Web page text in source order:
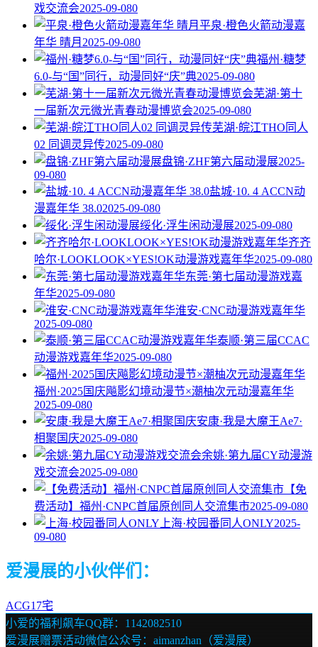
戏交流会2025-09-080
平泉·橙色火箭动漫嘉
年华 晴月 2025-09-080
福州·糖梦
6.0-与“国”同行，动漫同好“庆”典2025-09-080
芜湖·第十
一届新次元微光青春动漫博览会2025-09-080
芜湖·皖江THO同人
02 同调灵异传2025-09-080
盘锦·ZHF第六届动漫展2025-
09-080
盐城·10. 4 ACCN动
漫嘉年华 38.02025-09-080
绥化·浮生闲动漫展2025-09-080
齐齐
哈尔·LOOKLOOK×YES!OK动漫游戏嘉年华2025-09-080
东莞·第七届动漫游戏嘉
年华2025-09-080
淮安·CNC动漫游戏嘉年华
2025-09-080
泰顺·第三届CCAC
动漫游戏嘉年华2025-09-080
福州·2025国庆飚影幻境动漫节×潮柚次元动漫嘉年华
2025-09-080
安康·我是大魔王Ae7·
相聚国庆2025-09-080
余姚·第九届CY动漫游
戏交流会2025-09-080
【免
费活动】福州·CNPC首届原创同人交流集市2025-09-080
上海·校园番同人ONLY2025-
09-080
爱漫展的小伙伴们：
ACG17宅
小爱的福利飙车QQ群：1142082510
爱漫展赠票活动微信公众号：aimanzhan（爱漫展）